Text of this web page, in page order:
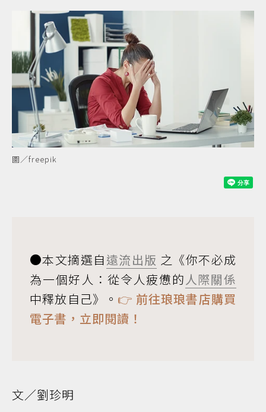
圖／freepik
●本文摘選自遠流出版 之《你不必成
為一個好人：從令人疲憊的 人際關係
中釋放自己》。 👉 前往琅琅書店購買
電子書，立即閱讀！
文／劉珍明